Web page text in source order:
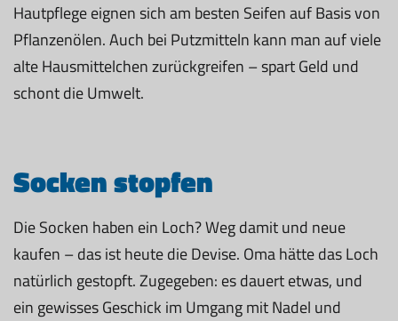
Hautpflege eignen sich am besten Seifen auf Basis von
Pflanzenölen. Auch bei Putzmitteln kann man auf viele
alte Hausmittelchen zurückgreifen – spart Geld und
schont die Umwelt.
Socken stopfen
Die Socken haben ein Loch? Weg damit und neue
kaufen – das ist heute die Devise. Oma hätte das Loch
natürlich gestopft. Zugegeben: es dauert etwas, und
ein gewisses Geschick im Umgang mit Nadel und